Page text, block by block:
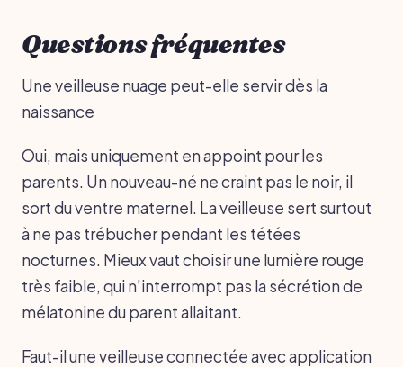
Questions fréquentes
Une veilleuse nuage peut-elle servir dès la
naissance
Oui, mais uniquement en appoint pour les
parents. Un nouveau-né ne craint pas le noir, il
sort du ventre maternel. La veilleuse sert surtout
à ne pas trébucher pendant les tétées
nocturnes. Mieux vaut choisir une lumière rouge
très faible, qui n’interrompt pas la sécrétion de
mélatonine du parent allaitant.
Faut-il une veilleuse connectée avec application